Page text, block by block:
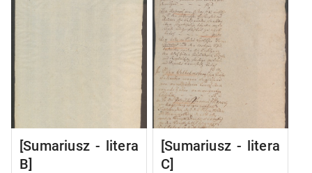
[Sumariusz - litera
B]
[Sumariusz - litera
C]